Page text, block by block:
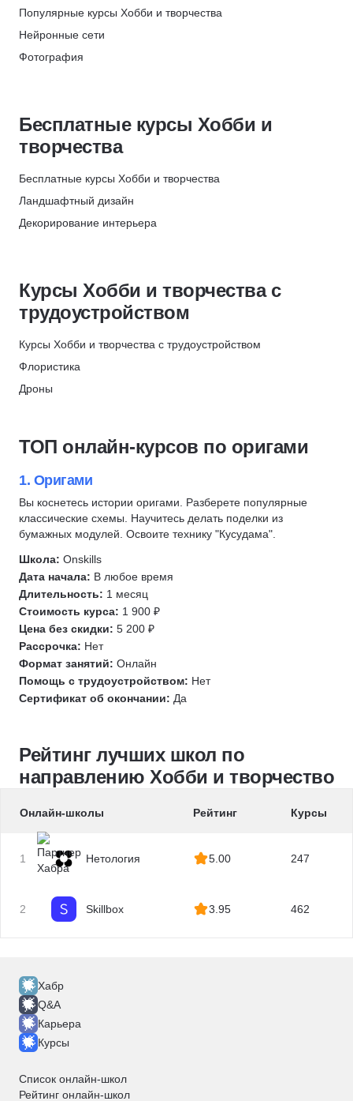
Скидка 1000 ₽
НЦПО
Скидка 500 ₽
ИПО
Скидки до 35%
НЦПО
Педагогика744
Языки 142
Повышение квалификации964
Популярные курсы Хобби и творчества
Нейронные сети
Фотография
Кройка и шитье
Видео
Рисование аниме
Режиссура
Шахматы
Реставрация
Флористика
Звукозапись
Обработка изображений
Музыка
Курсы по нейронным сетям
Чтение
Игра на музыкальных инструментах и вокал
Игра на фортепиано
Игра на гитаре
Макраме
Вязание
Написание музыки
Звукорежиссура
Подкасты
Корректор
Издательское дело
Бесплатные курсы Хобби и
творчества
Бесплатные курсы Хобби и творчества
Ландшафтный дизайн
Декорирование интерьера
Курсы Хобби и творчества с
трудоустройством
Курсы Хобби и творчества с трудоустройством
Флористика
Дроны
Редактура текстов
Видеомонтаж
Телеведущий
Саунд-дизайн
Журналистика
Пилотирование дронов
Декоратор
Текстильный декор
ТОП онлайн-курсов по оригами
1. Оригами
Вы коснетесь истории оригами. Разберете популярные
классические схемы. Научитесь делать поделки из
бумажных модулей. Освоите технику "Кусудама".
Школа: Onskills
Дата начала: В любое время
Длительность: 1 месяц
Стоимость курса: 1 900 ₽
Цена без скидки: 5 200 ₽
Рассрочка: Нет
Формат занятий: Онлайн
Помощь с трудоустройством: Нет
Сертификат об окончании: Да
Рейтинг лучших школ по
направлению Хобби и творчество
Онлайн-школы Рейтинг Курсы
1 Нетология 5.00 247
2 Skillbox 3.95 462
Хабр
Q&A
Карьера
Курсы
Список онлайн-школ
Рейтинг онлайн-школ